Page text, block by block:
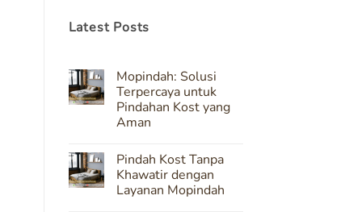
Latest Posts
Mopindah: Solusi
Terpercaya untuk
Pindahan Kost yang
Aman
on
Mopindah:
Solusi
Terpercaya
Pindah Kost Tanpa
Khawatir dengan
Layanan Mopindah